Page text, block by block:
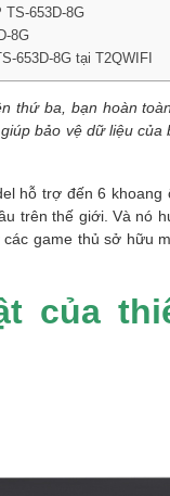
653D-8G
8G
653D-8G tại T2QWIFI
thứ ba, bạn hoàn
bảo vệ dữ liệu của
hỗ trợ đến 6
trên thế giới. Và nó
game thủ sở hữu
của